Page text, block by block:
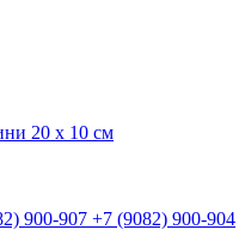
900-907 +7 (9082) 900-904